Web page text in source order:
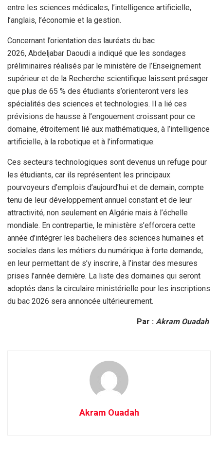
entre les sciences médicales, l’intelligence artificielle,
l’anglais, l’économie et la gestion.
Concernant l’orientation des lauréats du bac
2026, Abdeljabar Daoudi a indiqué que les sondages
préliminaires réalisés par le ministère de l’Enseignement
supérieur et de la Recherche scientifique laissent présager
que plus de 65 % des étudiants s’orienteront vers les
spécialités des sciences et technologies. Il a lié ces
prévisions de hausse à l’engouement croissant pour ce
domaine, étroitement lié aux mathématiques, à l’intelligence
artificielle, à la robotique et à l’informatique.
Ces secteurs technologiques sont devenus un refuge pour
les étudiants, car ils représentent les principaux
pourvoyeurs d’emplois d’aujourd’hui et de demain, compte
tenu de leur développement annuel constant et de leur
attractivité, non seulement en Algérie mais à l’échelle
mondiale. En contrepartie, le ministère s’efforcera cette
année d’intégrer les bacheliers des sciences humaines et
sociales dans les métiers du numérique à forte demande,
en leur permettant de s’y inscrire, à l’instar des mesures
prises l’année dernière. La liste des domaines qui seront
adoptés dans la circulaire ministérielle pour les inscriptions
du bac 2026 sera annoncée ultérieurement.
Par : Akram Ouadah
Akram Ouadah